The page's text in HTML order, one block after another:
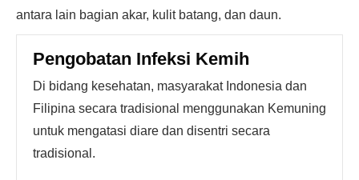
antara lain bagian akar, kulit batang, dan daun.
Pengobatan Infeksi Kemih
Di bidang kesehatan, masyarakat Indonesia dan
Filipina secara tradisional menggunakan Kemuning
untuk mengatasi diare dan disentri secara
tradisional.